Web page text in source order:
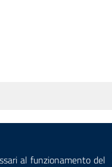
al funzionamento del